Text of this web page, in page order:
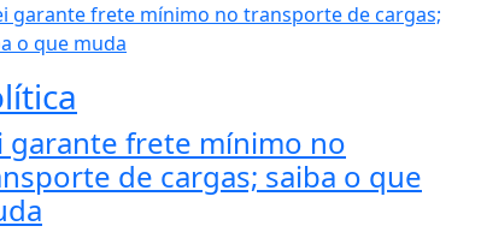
garante frete mínimo no
de cargas; saiba o que